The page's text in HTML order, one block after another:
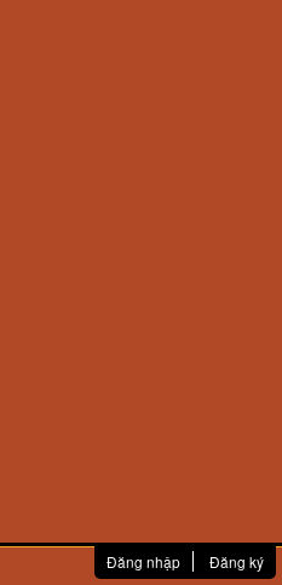
Đăng nhập Đăng ký